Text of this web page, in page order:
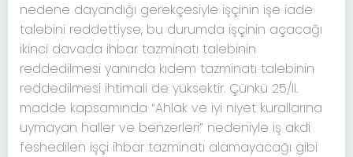
nedene dayandığı gerekçesiyle işçinin işe iade
talebini reddettiyse, bu durumda işçinin açacağı
ikinci davada ihbar tazminatı talebinin
reddedilmesi yanında kıdem tazminatı talebinin
reddedilmesi ihtimali de yüksektir. Çünkü 25/II.
madde kapsamında “Ahlak ve iyi niyet kurallarına
uymayan haller ve benzerleri” nedeniyle iş akdi
feshedilen işçi ihbar tazminatı alamayacağı gibi